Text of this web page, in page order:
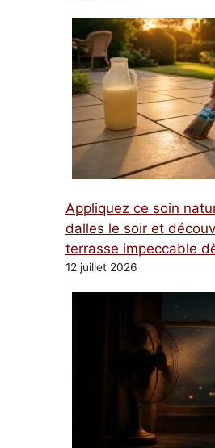
Appliquez ce soin
dalles le soir et
terrasse impeccable
12 juillet 2026